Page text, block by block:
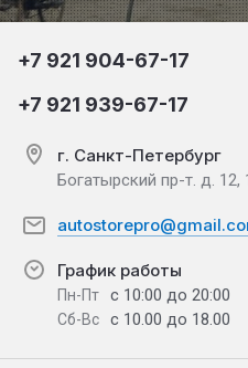
+7 921 904-67-17
+7 921 939-67-17
г. Санкт-Петербург
Богатырский пр-т. д. 12,
График работы
Пн-Пт с 10:00 до 20:00
Сб-Вс с 10.00 до 18.00